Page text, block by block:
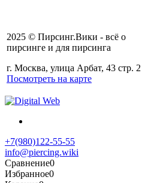
2025 © Пирсинг.Вики - всё о
пирсинге и для пирсинга
г. Москва, улица Арбат, 43 стр. 2
Посмотреть на карте
+7(980)122-55-55
info@piercing.wiki
Сравнение0
Избранное0